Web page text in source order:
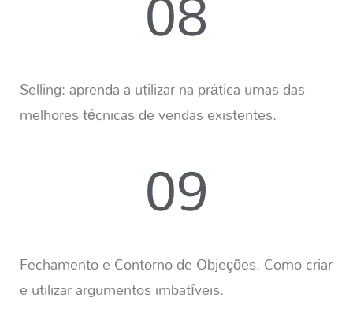
Selling: aprenda a utilizar na prática umas das
melhores técnicas de vendas existentes.
09
Fechamento e Contorno de Objeções. Como criar
e utilizar argumentos imbatíveis.